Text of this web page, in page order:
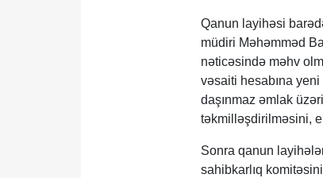
Qanun layihəsi
müdiri Məhəmməd
nəticəsində məhv
vəsaiti hesabına
daşınmaz əmlak
təkmilləşdirilməsini,
Sonra qanun
sahibkarlıq